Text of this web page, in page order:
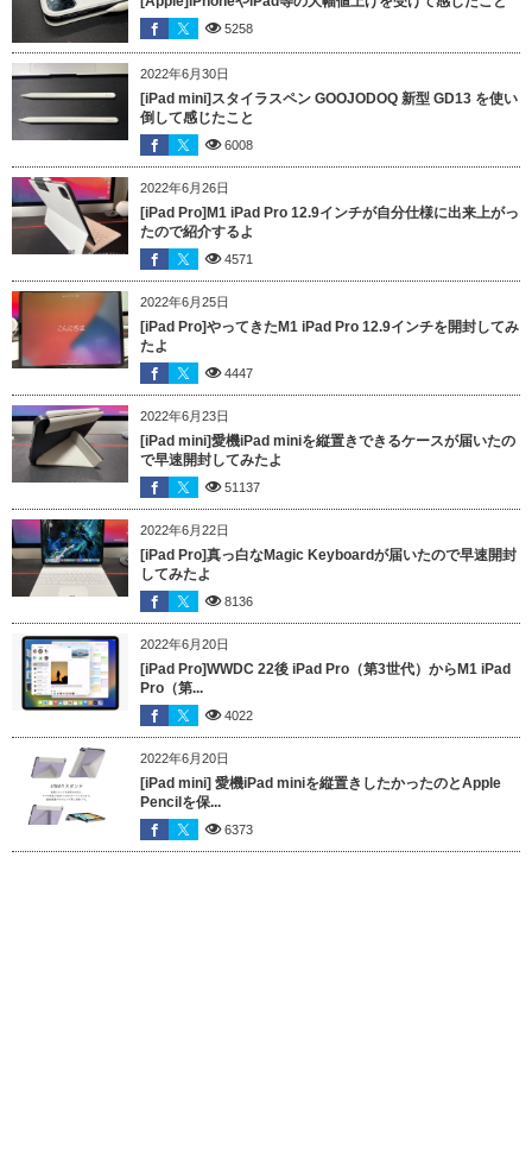
5258
2022年6月30日
[iPad mini]スタイラスペン GOOJODOQ 新型 GD13 を使い
倒して感じたこと
6008
2022年6月26日
[iPad Pro]M1 iPad Pro 12.9インチが自分仕様に出来上がっ
たので紹介するよ
4571
2022年6月25日
[iPad Pro]やってきたM1 iPad Pro 12.9インチを開封してみ
たよ
4447
2022年6月23日
[iPad mini]愛機iPad miniを縦置きできるケースが届いたの
で早速開封してみたよ
51137
2022年6月22日
[iPad Pro]真っ白なMagic Keyboardが届いたので早速開封
してみたよ
8136
2022年6月20日
[iPad Pro]WWDC 22後 iPad Pro（第3世代）からM1 iPad
Pro（第...
4022
2022年6月20日
[iPad mini] 愛機iPad miniを縦置きしたかったのとApple
Pencilを保...
6373